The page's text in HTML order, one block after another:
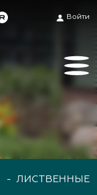
Войти
- ЛИСТВЕННЫЕ